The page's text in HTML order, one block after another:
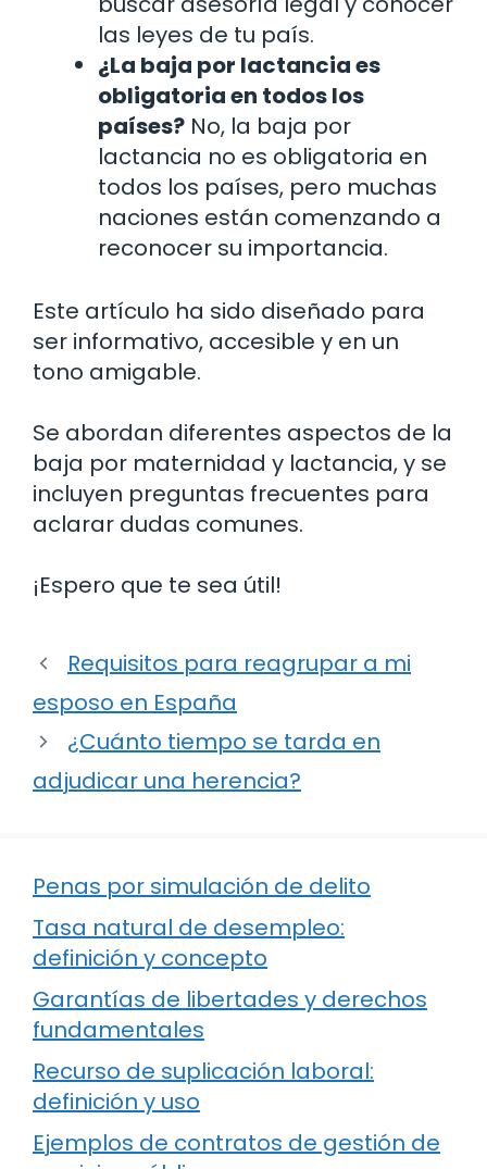
las leyes de tu país.
¿La baja por lactancia es
obligatoria en todos los
países? No, la baja por
lactancia no es obligatoria en
todos los países, pero muchas
naciones están comenzando a
reconocer su importancia.
Este artículo ha sido diseñado para
ser informativo, accesible y en un
tono amigable.
Se abordan diferentes aspectos de la
baja por maternidad y lactancia, y se
incluyen preguntas frecuentes para
aclarar dudas comunes.
¡Espero que te sea útil!
Requisitos para reagrupar a mi
esposo en España
¿Cuánto tiempo se tarda en
adjudicar una herencia?
Penas por simulación de delito
Tasa natural de desempleo:
definición y concepto
Garantías de libertades y derechos
fundamentales
Recurso de suplicación laboral:
definición y uso
Ejemplos de contratos de gestión de